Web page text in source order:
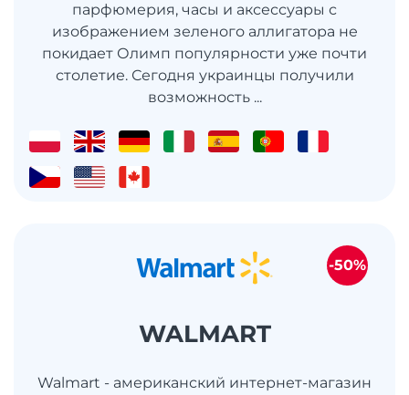
парфюмерия, часы и аксессуары с
изображением зеленого аллигатора не
покидает Олимп популярности уже почти
столетие. Сегодня украинцы получили
возможность ...
WALMART
Walmart - американский интернет-магазин
-50%